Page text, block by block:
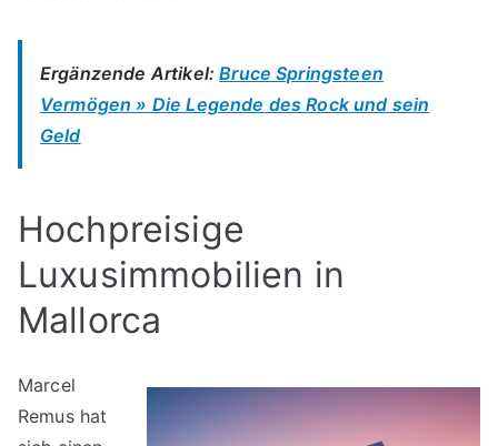
Ergänzende Artikel:Bruce Springsteen
Vermögen » Die Legende des Rock und sein
Geld
Hochpreisige
Luxusimmobilien in
Mallorca
Marcel
Remus hat